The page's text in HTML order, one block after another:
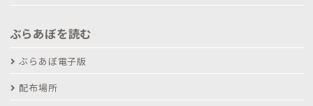
ぶらあぼを読む
ぶらあぼ電子版
配布場所